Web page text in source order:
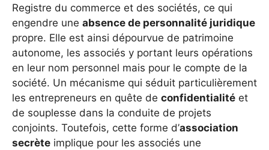
Registre du commerce et des sociétés, ce qui
engendre une absence de personnalité juridique
propre. Elle est ainsi dépourvue de patrimoine
autonome, les associés y portant leurs opérations
en leur nom personnel mais pour le compte de la
société. Un mécanisme qui séduit particulièrement
les entrepreneurs en quête de confidentialité et
de souplesse dans la conduite de projets
conjoints. Toutefois, cette forme d’association
secrète implique pour les associés une